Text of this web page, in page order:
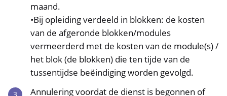
maand.
•Bij opleiding verdeeld in blokken: de kosten
van de afgeronde blokken/modules
vermeerderd met de kosten van de module(s) /
het blok (de blokken) die ten tijde van de
tussentijdse beëindiging worden gevolgd.
Annulering voordat de dienst is begonnen of